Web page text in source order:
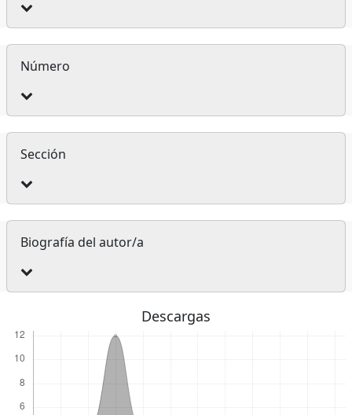
artículo
Número
Sección
Biografía del autor/a
Descargas